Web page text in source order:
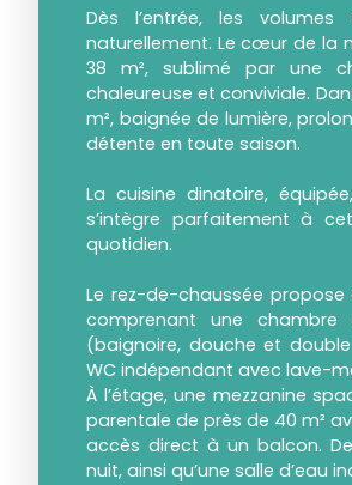
Dès l’entrée, les
naturellement. Le cœur de la
38 m², sublimé par une
chaleureuse et conviviale.
m², baignée de lumière,
détente en toute saison.
La cuisine dinatoire,
s’intègre parfaitement à
quotidien.
Le rez-de-chaussée
comprenant une
(baignoire, douche et
WC indépendant avec lave-
À l’étage, une mezzanine
parentale de près de 40 m²
accès direct à un balcon.
nuit, ainsi qu’une salle d’eau